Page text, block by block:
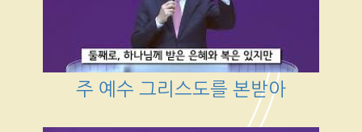
주 예수 그리스도를 본받아